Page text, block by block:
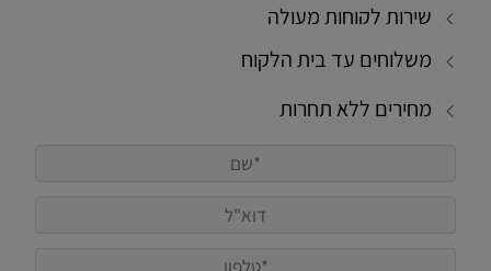
שירות לקוחות מעולה
משלוחים עד בית הלקוח
מחירים ללא תחרות